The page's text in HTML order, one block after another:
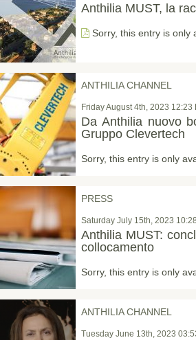
Anthilia MUST, la
Sorry, this entry is only
ANTHILIA CHANNEL
Friday August 4th, 2023 12:23
Da Anthilia nuovo
Gruppo Clevertech
Sorry, this entry is only
PRESS
Saturday July 15th, 2023
Anthilia MUST:
collocamento
Sorry, this entry is only
ANTHILIA CHANNEL
Tuesday June 13th, 2023